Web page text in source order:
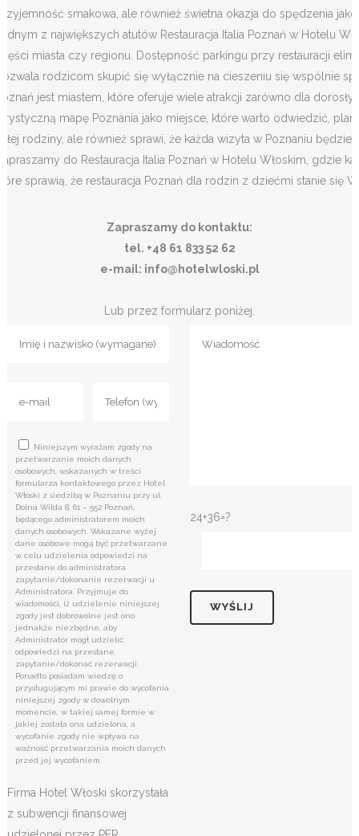
smakowa, ale również świetna okazja do spędzenia
z największych atutów Restauracja Italia Poznań w Hotelu
miasta czy regionu. Dostępność parkingu przy restauracji
rodzicom skupić się wyłącznie na cieszeniu się wspólnie
jest miastem, które oferuje wiele atrakcji zarówno dla
mapę Poznania jako miejsce, które warto odwiedzić,
rodziny, ale również sprawi, że każda wizyta w Poznaniu będzie
do Restauracja Italia Poznań w Hotelu Włoskim, gdzie
sprawią, że restauracja Poznań dla rodzin z dziećmi stanie się
Zapraszamy do kontaktu:
tel. +48 61 833 52 62
e-mail: info@hotelwloski.pl
Lub przez formularz poniżej.
Niniejszym wyrażam zgody na
przetwarzanie moich danych
osobowych, wskazanych w treści
formularza kontaktowego przez Hotel
Włoski z siedzibą w Poznaniu przy ul.
Dolna Wilda 8, 61 – 552 Poznań,
będącego administratorem moich
danych osobowych. Wskazane wyżej
dane osobowe mogą być przetwarzane
w celu udzielenia odpowiedzi na
przesłane do administratora
zapytanie/dokonanie rezerwacji u
Administratora. Przyjmuje do
wiadomości, iż udzielenie niniejszej
zgody jest dobrowolne jest ono
jednakże niezbędne, aby
Administrator mógł udzielić
odpowiedzi na przesłane
zapytanie/dokonać rezerwacji.
Ponadto posiadam wiedzę o
przysługującym mi prawie do wycofania
niniejszej zgody w dowolnym
momencie, w takiej samej formie w
jakiej została ona udzielona, a
wycofanie zgody nie wpływa na
ważność przetwarzania moich danych
przed jej wycofaniem.
Firma Hotel Włoski skorzystała
z subwencji finansowej
24+36=?